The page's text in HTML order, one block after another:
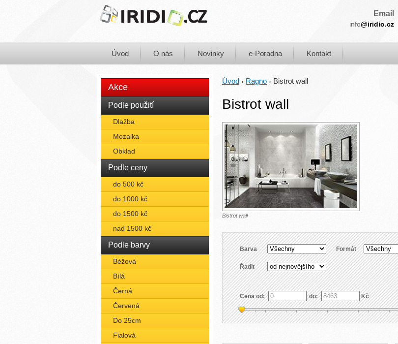
Email
info@iridio.cz
Úvod O nás Novinky e-Poradna Kontakt
Akce
Podle použití
Dlažba
Mozaika
Obklad
Podle ceny
do 500 kč
do 1000 kč
do 1500 kč
nad 1500 kč
Podle barvy
Béžová
Bílá
Černá
Červená
Do 25cm
Fialová
Úvod › Ragno › Bistrot wall
Bistrot wall
Bistrot wall
Barva Formát
Řadit
Cena od: do: Kč